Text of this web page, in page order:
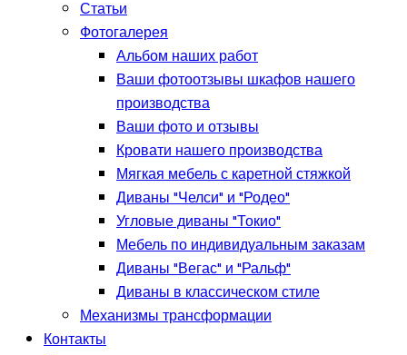
Статьи
Фотогалерея
Альбом наших работ
Ваши фотоотзывы шкафов нашего
производства
Ваши фото и отзывы
Кровати нашего производства
Мягкая мебель с каретной стяжкой
Диваны "Челси" и "Родео"
Угловые диваны "Токио"
Мебель по индивидуальным заказам
Диваны "Вегас" и "Ральф"
Диваны в классическом стиле
Механизмы трансформации
Контакты